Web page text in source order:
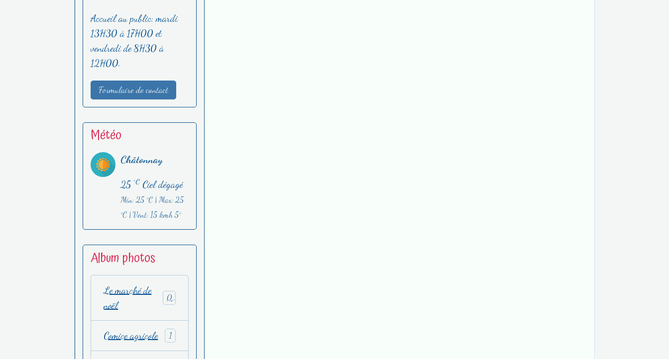
Accueil au public: mardi
13H30 à 17H00 et
vendredi de 8H30 à
12H00.
Formulaire de contact
Météo
Châtonnay
25 °C Ciel dégagé
Min: 25 °C | Max: 25
°C | Vent: 15 kmh 5°
Album photos
Le marché de
noël
0
Comice agricole 1